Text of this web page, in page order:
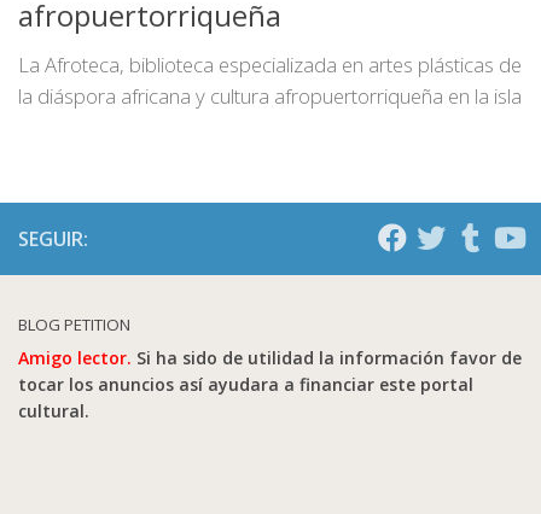
afropuertorriqueña
La Afroteca, biblioteca especializada en artes plásticas de
la diáspora africana y cultura afropuertorriqueña en la isla
SEGUIR:
BLOG PETITION
Amigo lector. Si ha sido de utilidad la información favor de
tocar los anuncios así ayudara a financiar este portal
cultural.